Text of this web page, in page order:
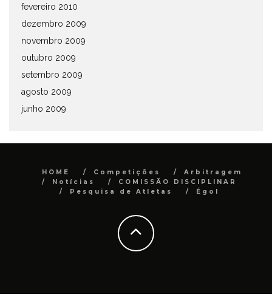
fevereiro 2010
dezembro 2009
novembro 2009
outubro 2009
setembro 2009
agosto 2009
junho 2009
HOME Competições
Arbitragem
Notícias
COMISSÃO DISCIPLINAR
Pesquisa de Atletas
Égol